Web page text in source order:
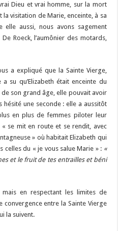
Dieu et vrai homme, sur la mort
la visitation de Marie, enceinte, à sa
elle aussi, nous avons sagement
Roeck, l’aumônier des motards,
a expliqué que la Sainte Vierge,
su qu’Elizabeth était enceinte du
de son grand âge, elle pouvait avoir
hésité une seconde : elle a aussitôt
en plus de femmes piloter leur
se mit en route et se rendit, avec
» où habitait Elizabeth qui
celles du « je vous salue Marie » : «
et le fruit de tes entrailles et béni
mais en respectant les limites de
entre la Sainte Vierge
la suivent.